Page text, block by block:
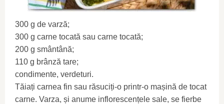
300 g de varză;
300 g carne tocată sau carne tocată;
200 g smântână;
110 g brânză tare;
condimente, verdeturi.
Tăiați carnea fin sau răsuciți-o printr-o mașină de tocat
carne. Varza, și anume inflorescențele sale, se fierbe